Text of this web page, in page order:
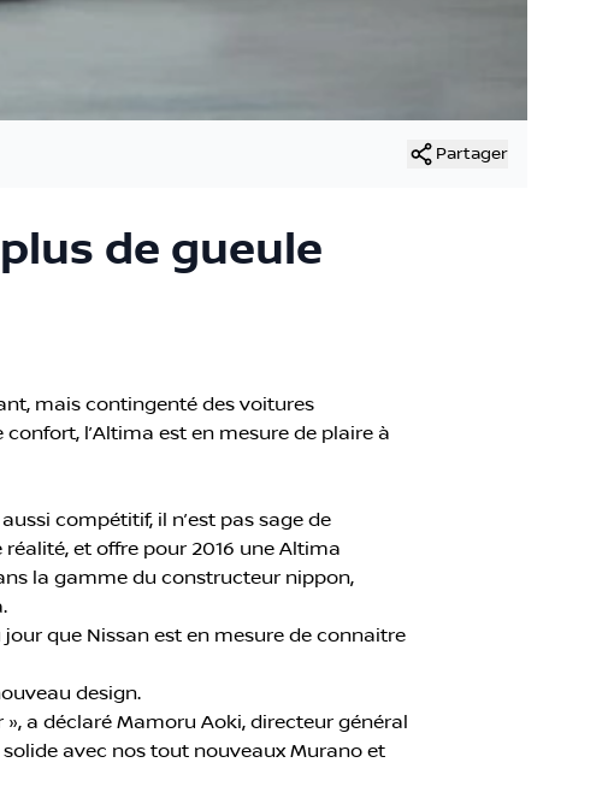
Partager
de gueule
mais contingenté des voitures
l’Altima est en mesure de plaire à
compétitif, il n’est pas sage de
et offre pour 2016 une Altima
la gamme du constructeur nippon,
que Nissan est en mesure de connaitre
design.
a déclaré Mamoru Aoki, directeur général
avec nos tout nouveaux Murano et